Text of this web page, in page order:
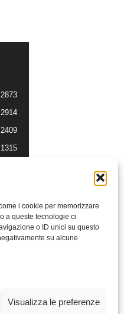
i cookie per memorizzare
a queste tecnologie ci
o ID unici su questo
su alcune
Visualizza le preferenze
2914
2409
1315